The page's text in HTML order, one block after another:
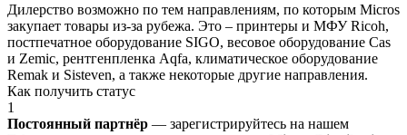
Дилерство возможно по тем направлениям, по которым Micros
закупает товары из-за рубежа. Это – принтеры и МФУ Ricoh,
постпечатное оборудование SIGO, весовое оборудование Cas
и Zemic, рентгенпленка Aqfa, климатическое оборудование
Remak и Sisteven, а также некоторые другие направления.
Как получить статус
1
Постоянный партнёр — зарегистрируйтесь на нашем